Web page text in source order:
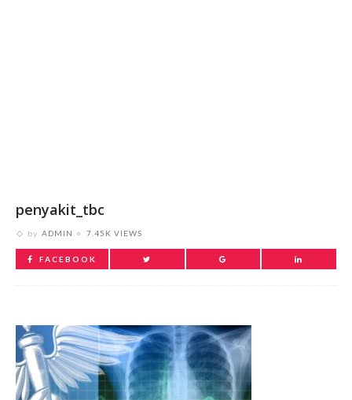
penyakit_tbc
by ADMIN 7.45K VIEWS
FACEBOOK